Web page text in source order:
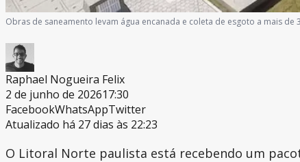
Obras de saneamento levam água encanada e coleta de esgoto a mais
Raphael Nogueira Felix
2 de junho de 202617:30
FacebookWhatsAppTwitter
Atualizado há 27 dias às 22:23
O Litoral Norte paulista está recebendo um